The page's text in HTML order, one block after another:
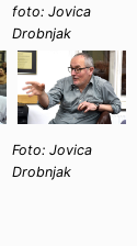
foto: Jovica
Drobnjak
Foto: Jovica
Drobnjak